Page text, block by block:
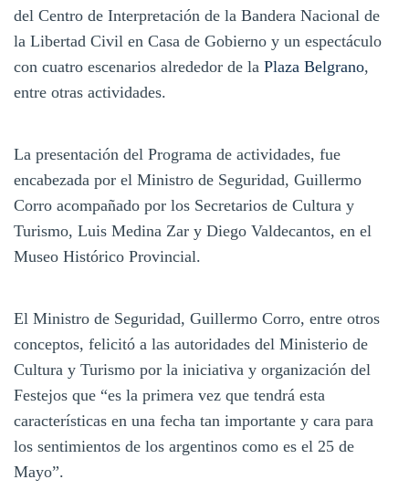
del Centro de Interpretación de la Bandera Nacional de
la Libertad Civil en Casa de Gobierno y un espectáculo
con cuatro escenarios alrededor de la Plaza Belgrano,
entre otras actividades.
La presentación del Programa de actividades, fue
encabezada por el Ministro de Seguridad, Guillermo
Corro acompañado por los Secretarios de Cultura y
Turismo, Luis Medina Zar y Diego Valdecantos, en el
Museo Histórico Provincial.
El Ministro de Seguridad, Guillermo Corro, entre otros
conceptos, felicitó a las autoridades del Ministerio de
Cultura y Turismo por la iniciativa y organización del
Festejos que “es la primera vez que tendrá esta
características en una fecha tan importante y cara para
los sentimientos de los argentinos como es el 25 de
Mayo”.